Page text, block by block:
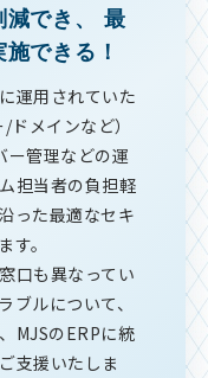
でき、
最
できる！
運用されていた
メインなど）
ー管理などの運
担当者の負担軽
った最適なセキ
。
口も異なってい
ブルについて、
MJSのERPに統
支援いたしま